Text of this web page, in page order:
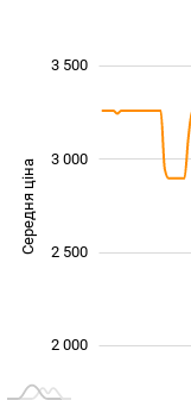
Середня ціна
2 000
3 500
3 000
2 500